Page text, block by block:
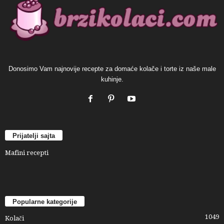
Donosimo Vam najnovije recepte za domaće kolače i torte iz naše male
kuhinje.
Prijatelji sajta
Mafini recepti
Popularne kategorije
Kolači 1049